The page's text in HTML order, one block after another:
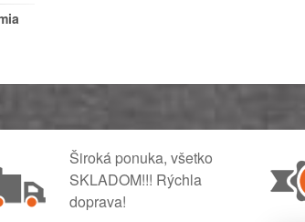
Široká ponuka, všetko
SKLADOM!!! Rýchla
doprava!